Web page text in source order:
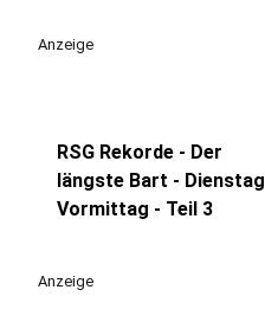
Anzeige
RSG Rekorde - Der
längste Bart - Dienstag
Vormittag - Teil 3
Anzeige